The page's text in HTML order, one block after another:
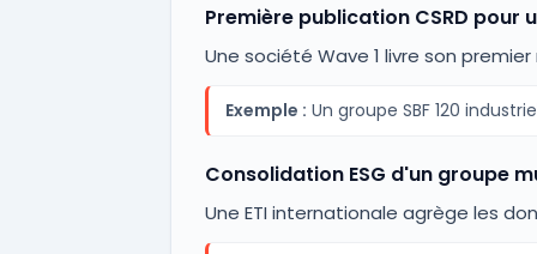
Première publication CSRD pour
Une société Wave 1 livre son
Exemple : Un groupe SBF 120
Consolidation ESG d'un groupe
Une ETI internationale agrège les